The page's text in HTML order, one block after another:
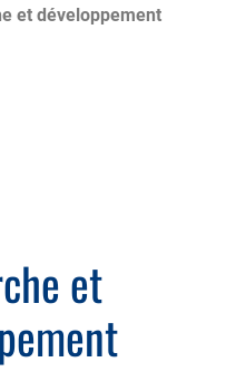
et développement
et
les syndicats